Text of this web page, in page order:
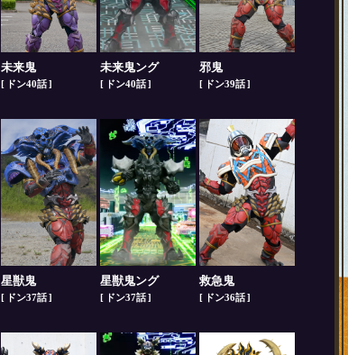
未来鬼
ドン40話
未来鬼ング
ドン40話
邪鬼
ドン39話
星獣鬼
ドン37話
星獣鬼ング
ドン37話
救急鬼
ドン36話